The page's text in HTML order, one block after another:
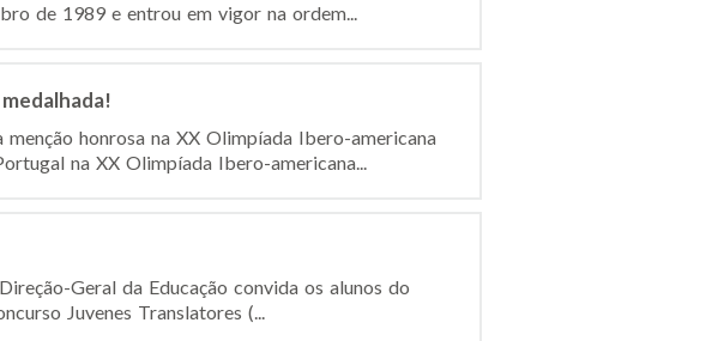
de 1989 e entrou em vigor na ordem...
honrosa na XX Olimpíada Ibero-americana
na XX Olimpíada Ibero-americana...
Geral da Educação convida os alunos do
Juvenes Translatores (...